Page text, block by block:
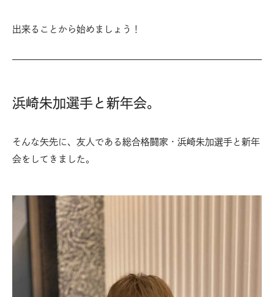
出来ることから始めましょう！
浜崎朱加選手と新年会。
そんな矢先に、友人である総合格闘家・浜崎朱加選手と新年
会をしてきました。